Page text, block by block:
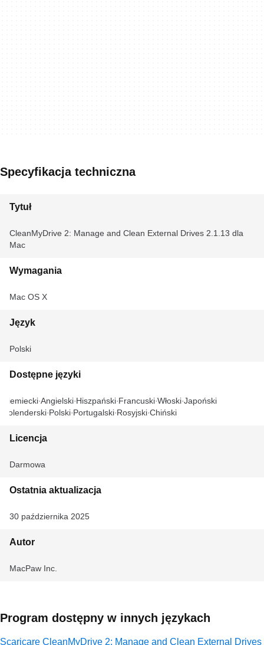
Specyfikacja techniczna
Tytuł
CleanMyDrive 2: Manage and Clean External Drives 2.1.13 dla
Mac
Wymagania
Mac OS X
Język
Polski
Dostępne języki
Niemiecki Angielski Hiszpański Francuski Włoski Japoński
Holenderski Polski Portugalski Rosyjski Chiński
Licencja
Darmowa
Ostatnia aktualizacja
30 października 2025
Autor
MacPaw Inc.
Program dostępny w innych językach
Scaricare CleanMyDrive 2: Manage and Clean External Drives